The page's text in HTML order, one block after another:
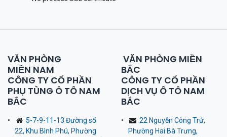
VĂN PHÒNG
MIỀN NAM
CÔNG TY CỔ PHẦN
PHỤ TÙNG Ô TÔ NAM
BẮC
5-7-9-11-13 Đường số
22, Khu Bình Phú, Phường
VĂN PHÒNG MIỀN
BẮC
CÔNG TY CỔ PHẦN
DỊCH VỤ Ô TÔ NAM
BẮC
22 Nguyễn Công Trứ,
Phường Hai Bà Trưng,